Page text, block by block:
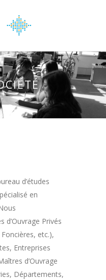
d’études
en
d’Ouvrage Privés
etc.),
Entreprises
d’Ouvrage
Départements,